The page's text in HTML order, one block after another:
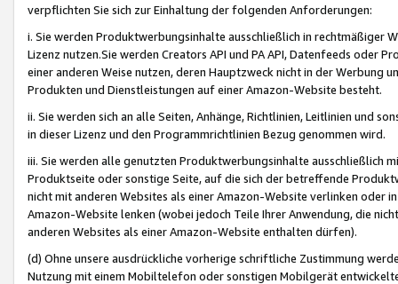
verpflichten Sie sich zur Einhaltung der folgenden Anforderungen:
i. Sie werden Produktwerbungsinhalte ausschließlich in rechtmäßiger
Lizenz nutzen.Sie werden Creators API und PA API, Datenfeeds oder
einer anderen Weise nutzen, deren Hauptzweck nicht in der Werbung
Produkten und Dienstleistungen auf einer Amazon-Website besteht.
ii. Sie werden sich an alle Seiten, Anhänge, Richtlinien, Leitlinien und
in dieser Lizenz und den Programmrichtlinien Bezug genommen wird.
iii. Sie werden alle genutzten Produktwerbungsinhalte ausschließlich
Produktseite oder sonstige Seite, auf die sich der betreffende
nicht mit anderen Websites als einer Amazon-Website verlinken oder
Amazon-Website lenken (wobei jedoch Teile Ihrer Anwendung, die
anderen Websites als einer Amazon-Website enthalten dürfen).
(d) Ohne unsere ausdrückliche vorherige schriftliche Zustimmung
Nutzung mit einem Mobiltelefon oder sonstigen Mobilgerät